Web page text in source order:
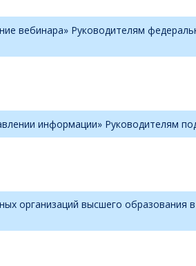
вебинара» Руководителям
информации» Руководителям
организаций высшего образования